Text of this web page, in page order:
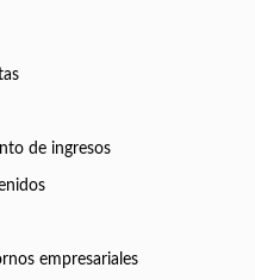
de ingresos
empresariales